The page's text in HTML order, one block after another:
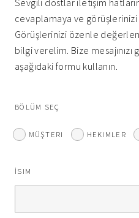
Sevgili dostlar iletişim
cevaplamaya ve görüşlerinizi
Görüşlerinizi özenle
bilgi verelim. Bize
aşağıdaki formu kullanın.
BÖLÜM SEÇ
MÜŞTERI HEKIMLER
İSIM